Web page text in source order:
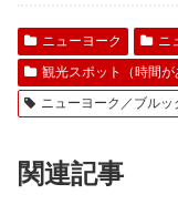
ニューヨーク
ニ
観光スポット（時間が
ニューヨーク／ブルッ
関連記事